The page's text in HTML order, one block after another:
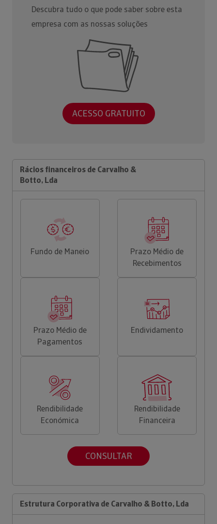
Descubra tudo o que pode saber sobre esta
empresa com as nossas soluções
ACESSO GRATUITO
Rácios financeiros de Carvalho &
Botto, Lda
Fundo de Maneio
Prazo Médio de
Recebimentos
Prazo Médio de
Pagamentos
Endividamento
Rendibilidade
Económica
Rendibilidade
Financeira
CONSULTAR
Estrutura Corporativa de Carvalho & Botto, Lda